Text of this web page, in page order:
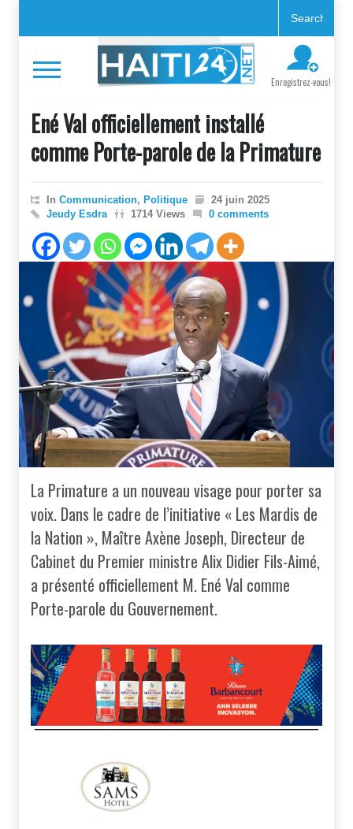
Enregistrez-vous!
Ené Val officiellement installé
comme Porte-parole de la Primature
In Communication, Politique
24 juin 2025
Jeudy Esdra
1714 Views 0 comments
La Primature a un nouveau visage pour porter sa
voix. Dans le cadre de l’initiative « Les Mardis de
la Nation », Maître Axène Joseph, Directeur de
Cabinet du Premier ministre Alix Didier Fils-Aimé,
a présenté officiellement M. Ené Val comme
Porte-parole du Gouvernement.